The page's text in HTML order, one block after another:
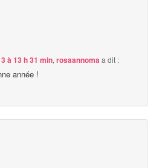
à 13 h 31 min,rosaannomaa dit :
année !